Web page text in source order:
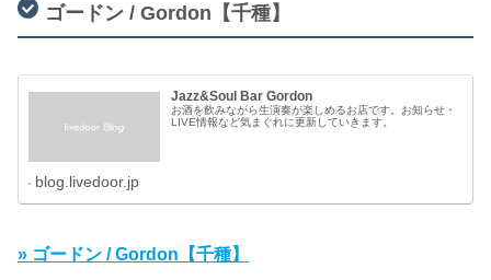
ゴードン / Gordon【千種】
Jazz&Soul Bar Gordon
お酒を飲みながら生演奏が楽しめるお店です。お知らせ・
LIVE情報など気まぐれに更新していきます。
blog.livedoor.jp
» ゴードン / Gordon【千種】